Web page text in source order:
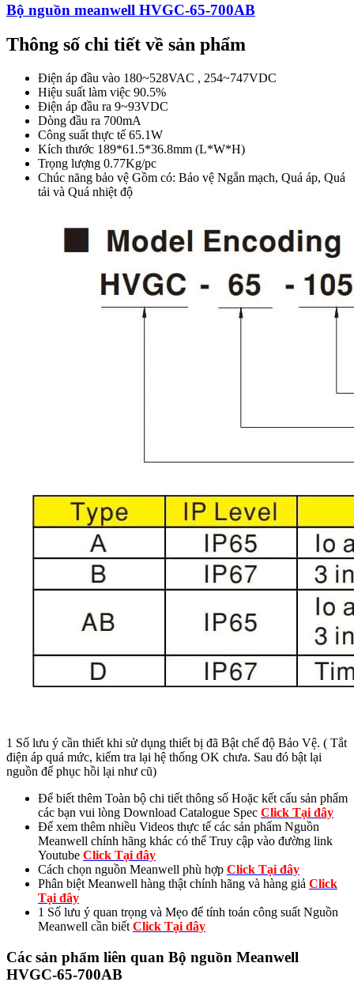
Bộ nguồn meanwell HVGC-65-700AB
Thông số chi tiết về sản phẩm
Điện áp đầu vào 180~528VAC , 254~747VDC
Hiệu suất làm việc 90.5%
Điện áp đầu ra 9~93VDC
Dòng đầu ra 700mA
Công suất thực tế 65.1W
Kích thước 189*61.5*36.8mm (L*W*H)
Trọng lượng 0.77Kg/pc
Chúc năng bảo vệ Gồm có: Bảo vệ Ngắn mạch, Quá áp, Quá
tải và Quá nhiệt độ
1 Số lưu ý cần thiết khi sử dụng thiết bị đã Bật chế độ Bảo Vệ. ( Tắt
điện áp quá mức, kiểm tra lại hệ thống OK chưa. Sau đó bật lại
nguồn để phục hồi lại như cũ)
Để biết thêm Toàn bộ chi tiết thông số Hoặc kết cấu sản phẩm
các bạn vui lòng Download Catalogue Spec Click Tại đây
Để xem thêm nhiều Videos thực tế các sản phẩm Nguồn
Meanwell chính hãng khác có thể Truy cập vào đường link
Youtube Click Tại đây
Cách chọn nguồn Meanwell phù hợp Click Tại đây
Phân biệt Meanwell hàng thật chính hãng và hàng giả Click
Tại đây
1 Số lưu ý quan trọng và Mẹo để tính toán công suất Nguồn
Meanwell cần biết Click Tại đây
Các sản phẩm liên quan Bộ nguồn Meanwell
HVGC-65-700AB